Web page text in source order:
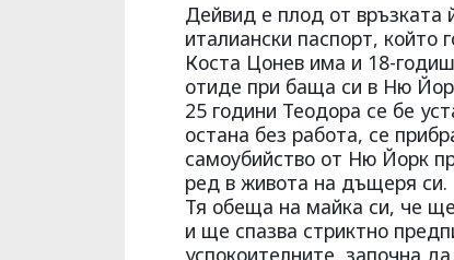
Дейвид е плод от връзката
италиански паспорт,
Коста Цонев има и 18-
отиде при баща си в Ню
25 години Теодора се бе
остана без работа, се
самоубийство от Ню Йорк
ред в живота на дъщеря си.
Тя обеща на майка си, че
и ще спазва стриктно